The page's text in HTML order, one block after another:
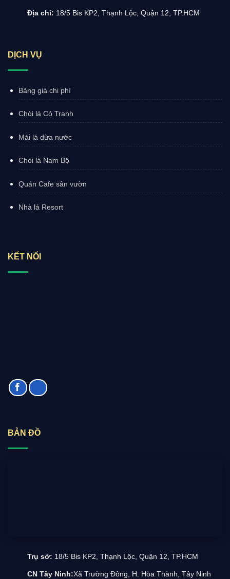
Địa chỉ: 18/5 Bis KP2, Thạnh Lộc, Quận 12, TP.HCM
DỊCH VỤ
Bảng giá chi phí
Chòi lá Cỏ Tranh
Mái lá dừa nước
Chòi lá Nam Bộ
Quán Cafe sân vườn
Nhà lá Resort
KẾT NỐI
BẢN ĐỒ
Trụ sở: 18/5 Bis KP2, Thạnh Lộc, Quận 12, TP.HCM
CN Tây Ninh:Xã Trường Đông, H. Hòa Thành, Tây Ninh